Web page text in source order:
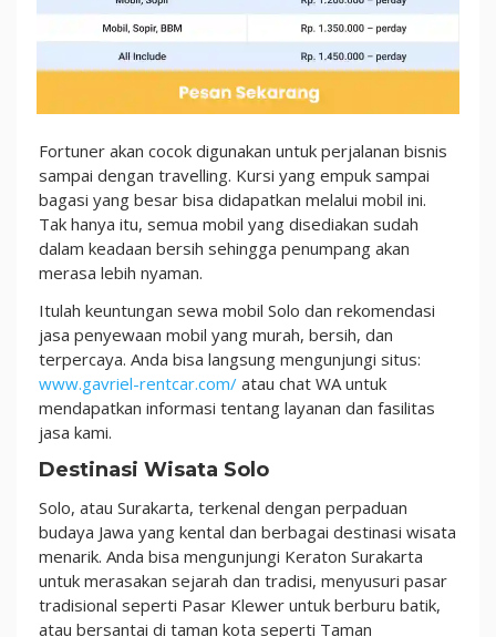
Fortuner akan cocok digunakan untuk perjalanan bisnis
sampai dengan travelling. Kursi yang empuk sampai
bagasi yang besar bisa didapatkan melalui mobil ini.
Tak hanya itu, semua mobil yang disediakan sudah
dalam keadaan bersih sehingga penumpang akan
merasa lebih nyaman.
Itulah keuntungan sewa mobil Solo dan rekomendasi
jasa penyewaan mobil yang murah, bersih, dan
terpercaya. Anda bisa langsung mengunjungi situs:
www.gavriel-rentcar.com/ atau chat WA untuk
mendapatkan informasi tentang layanan dan fasilitas
jasa kami.
Destinasi Wisata Solo
Solo, atau Surakarta, terkenal dengan perpaduan
budaya Jawa yang kental dan berbagai destinasi wisata
menarik. Anda bisa mengunjungi Keraton Surakarta
untuk merasakan sejarah dan tradisi, menyusuri pasar
tradisional seperti Pasar Klewer untuk berburu batik,
atau bersantai di taman kota seperti Taman